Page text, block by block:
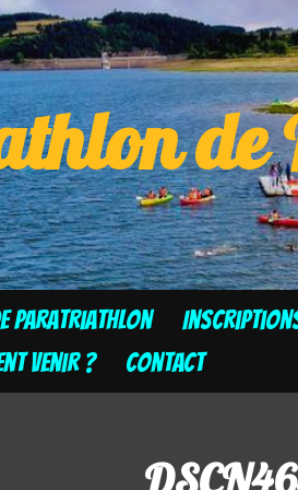
de
Paratriathlon
venir ? Contact